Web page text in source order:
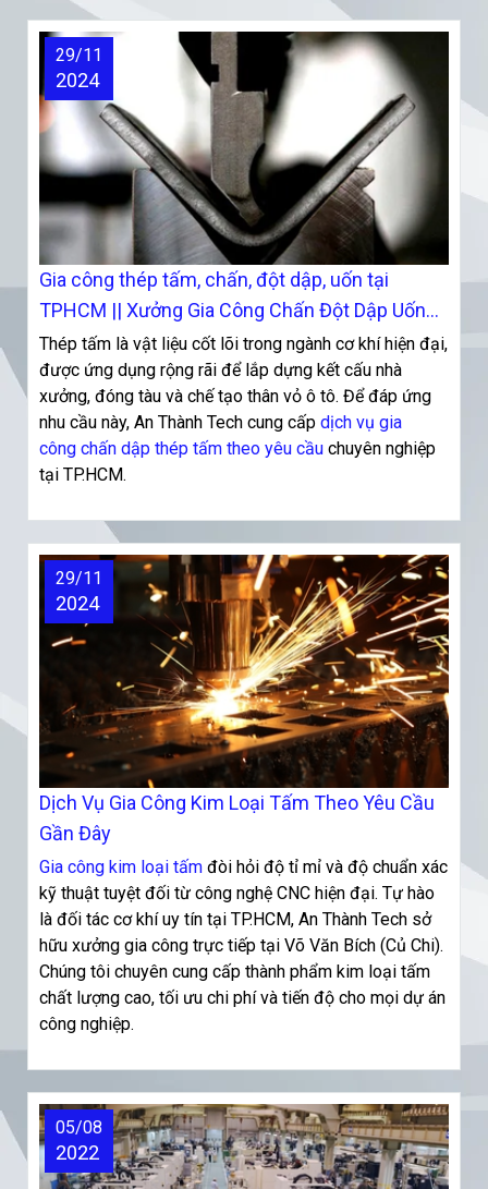
Gia công thép tấm, chấn, đột dập, uốn tại
TPHCM || Xưởng Gia Công Chấn Đột Dập Uốn
Tại TPHCM
29/11
2024
Thép tấm là vật liệu cốt lõi trong ngành cơ khí hiện đại,
được ứng dụng rộng rãi để lắp dựng kết cấu nhà
xưởng, đóng tàu và chế tạo thân vỏ ô tô. Để đáp ứng
nhu cầu này, An Thành Tech cung cấp dịch vụ gia
công chấn dập thép tấm theo yêu cầu chuyên nghiệp
tại TP.HCM.
Dịch Vụ Gia Công Kim Loại Tấm Theo Yêu Cầu
Gần Đây
29/11
2024
Gia công kim loại tấm đòi hỏi độ tỉ mỉ và độ chuẩn xác
kỹ thuật tuyệt đối từ công nghệ CNC hiện đại. Tự hào
là đối tác cơ khí uy tín tại TP.HCM, An Thành Tech sở
hữu xưởng gia công trực tiếp tại Võ Văn Bích (Củ Chi).
Chúng tôi chuyên cung cấp thành phẩm kim loại tấm
chất lượng cao, tối ưu chi phí và tiến độ cho mọi dự án
công nghiệp.
05/08
2022